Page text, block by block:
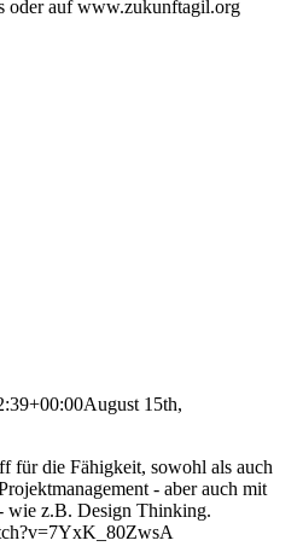
oder auf www.zukunftagil.org
August 15th,
für die Fähigkeit, sowohl als auch
- aber auch mit
wie z.B. Design Thinking.